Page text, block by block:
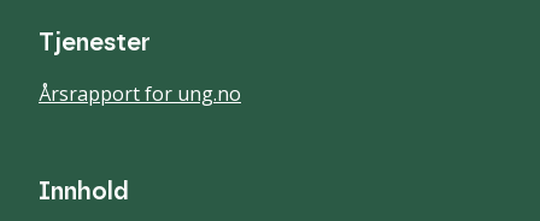
Tjenester
Årsrapport for ung.no
Innhold